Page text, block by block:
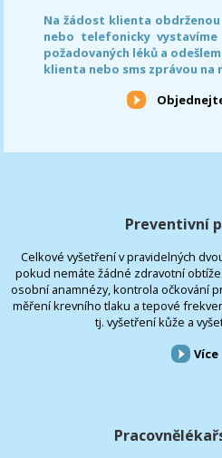
Na žádost klienta
nebo telefonicky vystavíme
požadovaných léků a
klienta nebo sms zprávou
Preventivní
Celkové vyšetření v pravidelných
pokud nemáte žádné zdravotní
osobní anamnézy, kontrola očkování
měření krevního tlaku a tepové
tj. vyšetření kůže a
Více